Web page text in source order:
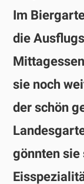
Im
die
sie noch
der schön
gönnten sie